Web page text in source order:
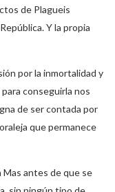
de Plagueis
Y la propia
por la inmortalidad y
conseguirla nos
de ser contada por
que permanece
Mas antes de que se